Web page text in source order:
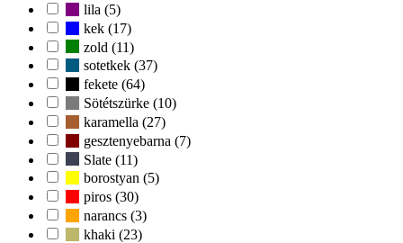
lila (5)
kek (17)
zold (11)
sotetkek (37)
fekete (64)
Sötétszürke (10)
karamella (27)
gesztenyebarna (7)
Slate (11)
borostyan (5)
piros (30)
narancs (3)
khaki (23)